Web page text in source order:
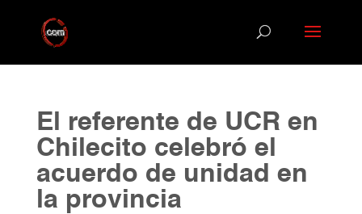
El referente de UCR en
Chilecito celebró el
acuerdo de unidad en
la provincia